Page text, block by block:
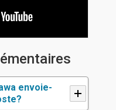
envoie-